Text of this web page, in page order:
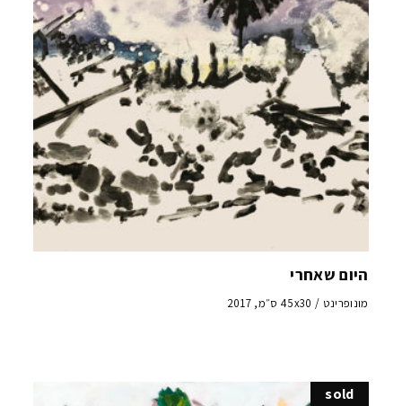
היום שאחרי
מונופרינט / 45x30 ס״מ, 2017
sold